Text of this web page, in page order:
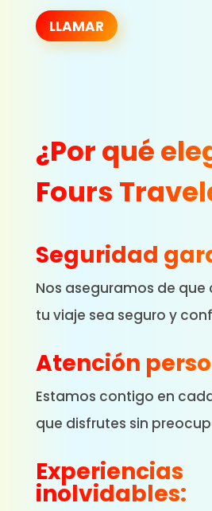
LLAMAR
¿Por qué
Fours
Seguridad
Nos aseguramos de
tu viaje sea seguro y
Atención
Estamos contigo en
que disfrutes sin
Experiencias
inolvidables: